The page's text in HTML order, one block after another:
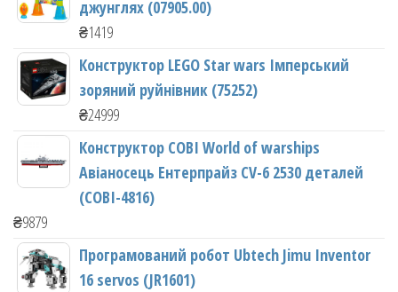
джунглях (07905.00)
₴1419
Конструктор LEGO Star wars Імперський
зоряний руйнівник (75252)
₴24999
Конструктор COBI World of warships
Авіаносець Ентерпрайз CV-6 2530 деталей
(COBI-4816)
₴9879
Програмований робот Ubtech Jimu Inventor
16 servos (JR1601)